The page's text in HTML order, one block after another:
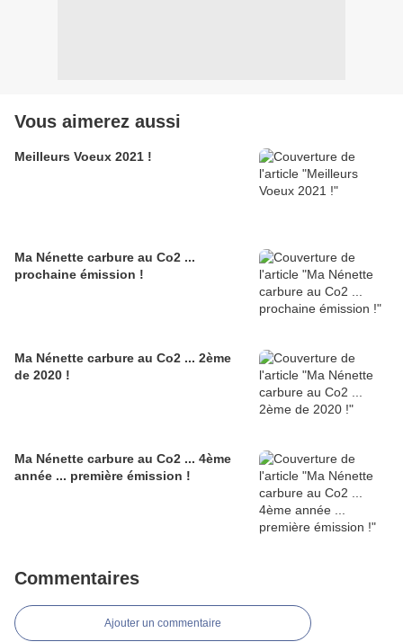
Vous aimerez aussi
Meilleurs Voeux 2021 !
Ma Nénette carbure au Co2 ...
prochaine émission !
Ma Nénette carbure au Co2 ... 2ème
de 2020 !
Ma Nénette carbure au Co2 ... 4ème
année ... première émission !
Commentaires
Ajouter un commentaire